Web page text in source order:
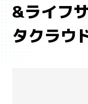
&ライフ
タクラウ